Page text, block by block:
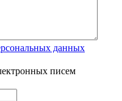
данных
писем